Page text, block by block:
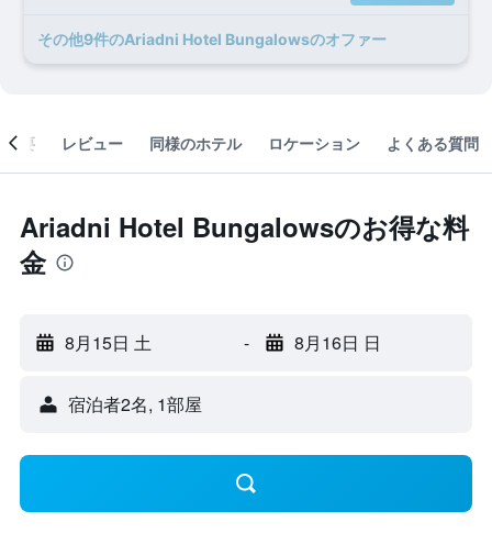
​その他9​件のAriadni Hotel Bungalowsのオファー
概要 レビュー 同様のホテル ロケーション よくある質問
Ariadni Hotel Bungalowsのお得な料
金
8月15日 土 - 8月16日 日
宿泊者2名, 1​部屋